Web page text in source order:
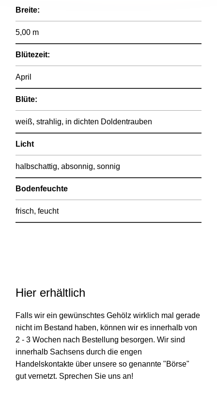
Breite:
5,00 m
Blütezeit:
April
Blüte:
weiß, strahlig, in dichten Doldentrauben
Licht
halbschattig, absonnig, sonnig
Bodenfeuchte
frisch, feucht
Hier erhältlich
Falls wir ein gewünschtes Gehölz wirklich mal gerade
nicht im Bestand haben, können wir es innerhalb von
2 - 3 Wochen nach Bestellung besorgen. Wir sind
innerhalb Sachsens durch die engen
Handelskontakte über unsere so genannte "Börse"
gut vernetzt. Sprechen Sie uns an!